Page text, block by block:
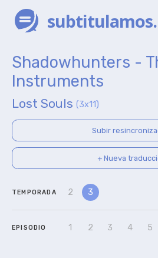
Shadowhunters -
Instruments
Lost Souls (3x11)
Subir
+ Nueva
TEMPORADA 2 3
EPISODIO 1 2 3 4 5